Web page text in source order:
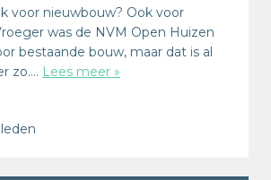
voor nieuwbouw? Ook voor
was de NVM Open Huizen
bestaande bouw, maar dat is al
zo…. Lees meer »